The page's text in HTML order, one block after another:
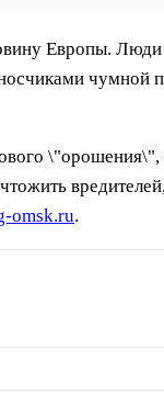
Европы.
omsk.ru.